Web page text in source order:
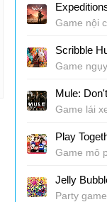
Game nội
Scribble
Game
Mule:
Game lái
Play
Game mô
Jelly
Party